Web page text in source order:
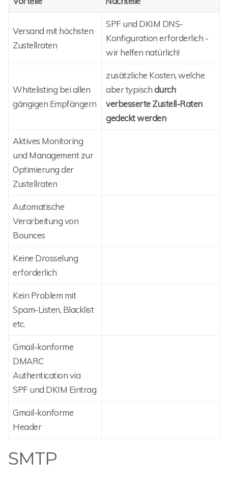
Versand mit höchsten
Zustellraten
SPF und DKIM DNS-
Konfiguration erforderlich -
wir helfen natürlich!
Whitelisting bei allen
gängigen Empfängern
zusätzliche Kosten, welche
aber typischdurch
verbesserte Zustell-Raten
gedeckt werden
Aktives Monitoring
und Management zur
Optimierung der
Zustellraten
Automatische
Verarbeitung von
Bounces
Keine Drosselung
erforderlich
Kein Problem mit
Spam-Listen, Blacklist
etc.
Gmail-konforme
DMARC
Authentication via
SPF und DKIM Eintrag
Gmail-konforme
Header
SMTP